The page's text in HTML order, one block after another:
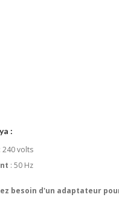
:
: 240 volts
: 50 Hz
besoin d'un adaptateur